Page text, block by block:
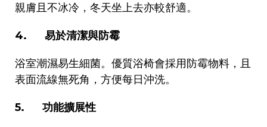
親膚且不冰冷，冬天坐上去亦較舒適。
4. 易於清潔與防霉
浴室潮濕易生細菌。優質浴椅會採用防霉物料，且
表面流線無死角，方便每日沖洗。
5. 功能擴展性